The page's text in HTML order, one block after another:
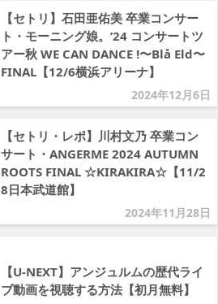
2024年12月6日
【セトリ】石田亜佑美 卒業コンサー
ト・モーニング娘。’24 コンサートツ
アー秋 WE CAN DANCE !〜Blå Eld〜
FINAL【12/6横浜アリーナ】
2024年11月28日
【セトリ・レポ】川村文乃 卒業コン
サート・ANGERME 2024 AUTUMN
ROOTS FINAL ☆KIRAKIRA☆【11/2
8日本武道館】
【U-NEXT】アンジュルムの歴代ライ
ブ動画を視聴する方法【初月無料】